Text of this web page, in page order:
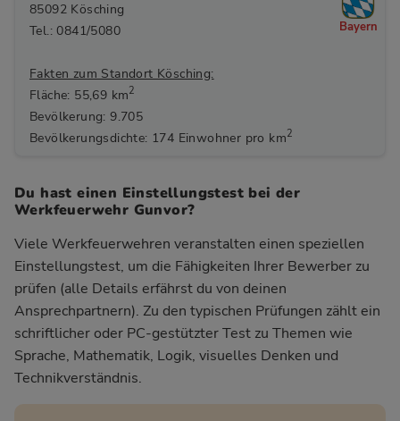
85092 Kösching
Tel.: 0841/5080
Fakten zum Standort Kösching:
Fläche: 55,69 km2
Bevölkerung: 9.705
Bevölkerungsdichte: 174 Einwohner pro km2
Bayern
Du hast einen Einstellungstest bei der
Werkfeuerwehr Gunvor?
Viele Werkfeuerwehren veranstalten einen speziellen
Einstellungstest, um die Fähigkeiten Ihrer Bewerber zu
prüfen (alle Details erfährst du von deinen
Ansprechpartnern). Zu den typischen Prüfungen zählt ein
schriftlicher oder PC-gestützter Test zu Themen wie
Sprache, Mathematik, Logik, visuelles Denken und
Technikverständnis.